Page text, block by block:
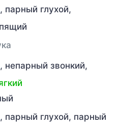
, парный глухой,
, непарный звонкий,
, парный глухой, парный